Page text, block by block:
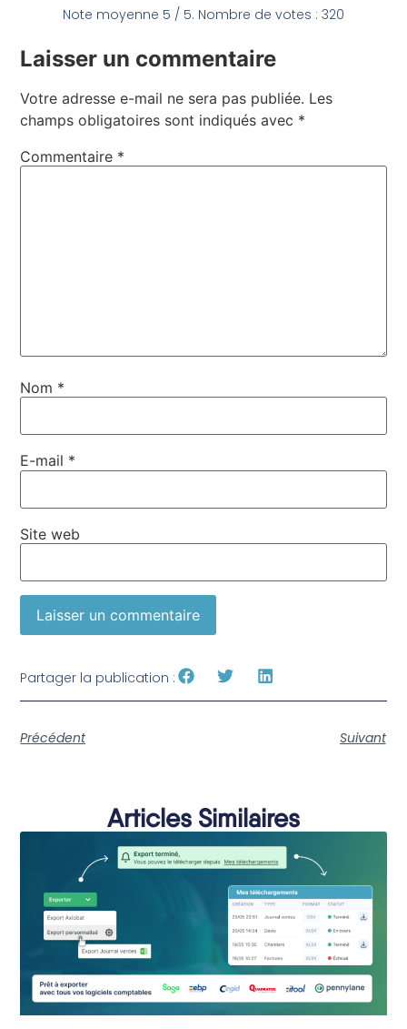
Note moyenne 5 / 5. Nombre de votes : 320
Laisser un commentaire
Votre adresse e-mail ne sera pas publiée. Les
champs obligatoires sont indiqués avec *
Commentaire *
Nom *
E-mail *
Site web
Partager la publication :
Précédent Suivant
Articles Similaires